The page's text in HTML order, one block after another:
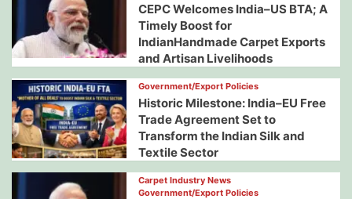
CEPC Welcomes India–US BTA; A
Timely Boost for
IndianHandmade Carpet Exports
and Artisan Livelihoods
Government/Export Policies
Historic Milestone: India–EU Free
Trade Agreement Set to
Transform the Indian Silk and
Textile Sector
Carpet Industry News
Government/Export Policies